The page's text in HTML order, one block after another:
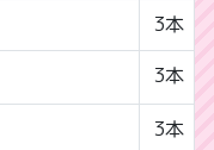
3本
3本
3本